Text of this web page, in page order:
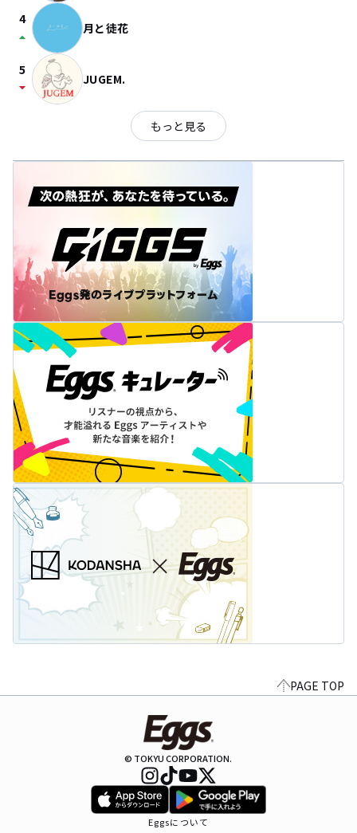
4
arrow_drop_up 月と徒花
5
arrow_drop_down JUGEM.
もっと見る
PAGE TOP
© TOKYU CORPORATION.
Eggsについて